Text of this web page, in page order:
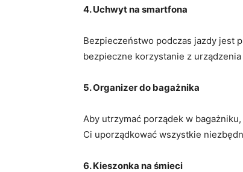
4. Uchwyt na⁢ smartfona
Bezpieczeństwo podczas jazdy jest
⁢bezpieczne korzystanie z
5. Organizer⁢ do bagażnika
Aby utrzymać porządek w
Ci uporządkować wszystkie
6. Kieszonka na śmieci